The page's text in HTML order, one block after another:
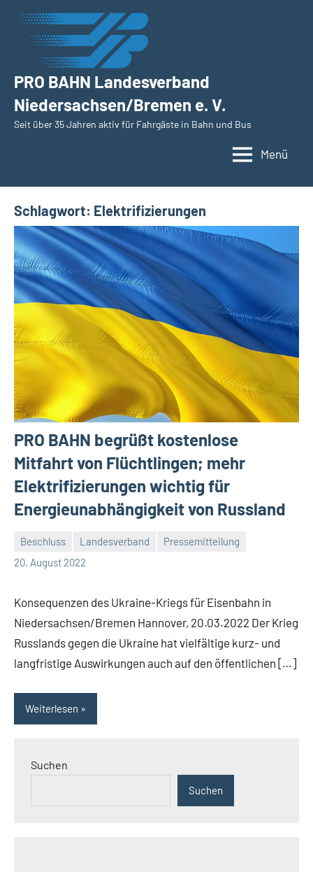
Inhalt
springen
PRO BAHN Landesverband
Niedersachsen/Bremen e. V.
Seit über 35 Jahren aktiv für Fahrgäste in Bahn und Bus
Menü
Schlagwort: Elektrifizierungen
PRO BAHN begrüßt kostenlose
Mitfahrt von Flüchtlingen; mehr
Elektrifizierungen wichtig für
Energieunabhängigkeit von Russland
Beschluss Landesverband
Pressemitteilung
20. August 2022
Malte
Keine
Konsequenzen des Ukraine-Kriegs für Eisenbahn in
Niedersachsen/Bremen Hannover, 20.03.2022 Der Krieg
Russlands gegen die Ukraine hat vielfältige kurz- und
langfristige Auswirkungen auch auf den öffentlichen […]
Weiterlesen
Suchen
Suchen